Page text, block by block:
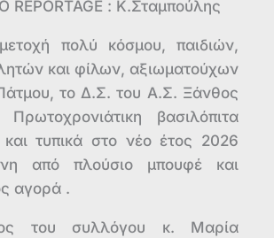
REPORTAGE : Κ.Σταμπούλης
πολύ κόσμου, παιδιών,
και φίλων, αξιωματούχων
το Δ.Σ. του Α.Σ. Ξάνθος
βασιλόπιτα
και τυπικά στο νέο έτος 2026
από πλούσιο μπουφέ και
αγορά .
του συλλόγου κ. Μαρία